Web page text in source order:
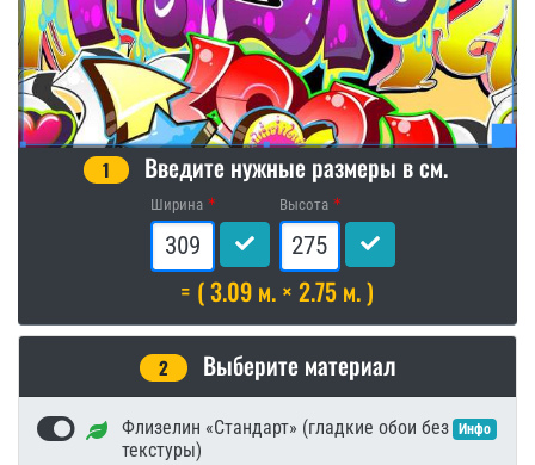
1 Введите нужные размеры в см.
Ширина Высота
= ( 3.09 м. × 2.75 м. )
2 Выберите материал
Флизелин «Стандарт» (гладкие обои без
текстуры)
Инфо